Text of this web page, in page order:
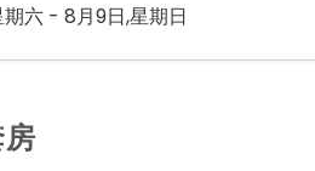
中国 博鳌招商馨乐庭乐城公寓酒店